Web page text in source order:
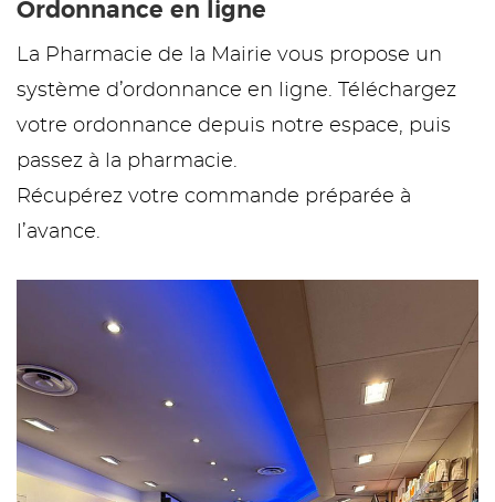
Ordonnance en ligne
La Pharmacie de la Mairie vous propose un
système d’ordonnance en ligne. Téléchargez
votre ordonnance depuis notre espace, puis
passez à la pharmacie.
Récupérez votre commande préparée à
l’avance.